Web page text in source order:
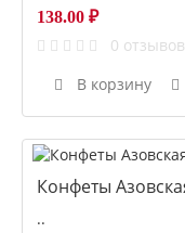
138.00 ₽
0 отзывов
В корзину
Конфеты
..